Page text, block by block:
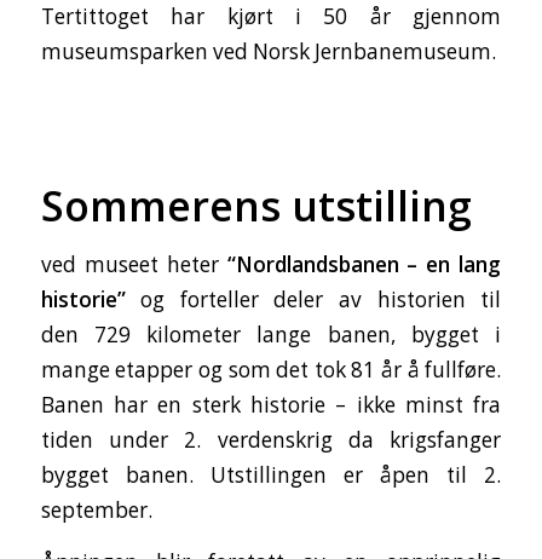
Tertittoget har kjørt i 50 år gjennom
museumsparken ved Norsk Jernbanemuseum.
Sommerens utstilling
ved museet heter “Nordlandsbanen – en lang
historie”og forteller deler av historien til
den 729 kilometer lange banen, bygget i
mange etapper og som det tok 81 år å fullføre.
Banen har en sterk historie – ikke minst fra
tiden under 2. verdenskrig da krigsfanger
bygget banen. Utstillingen er åpen til 2.
september.